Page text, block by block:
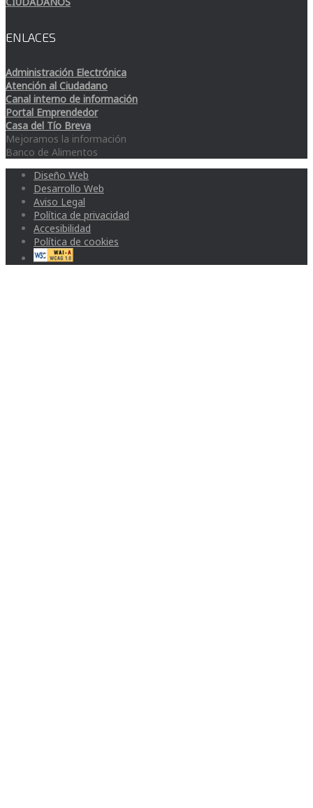
ENLACES
Administración Electrónica
Atención al Ciudadano
Canal interno de información
Portal Emprendedor
Casa del Tío Breva
Mejoramos la información
Banco de Alimentos
Diseño Web
Desarrollo Web
Aviso Legal
Política de privacidad
Accesibilidad
Política de cookies